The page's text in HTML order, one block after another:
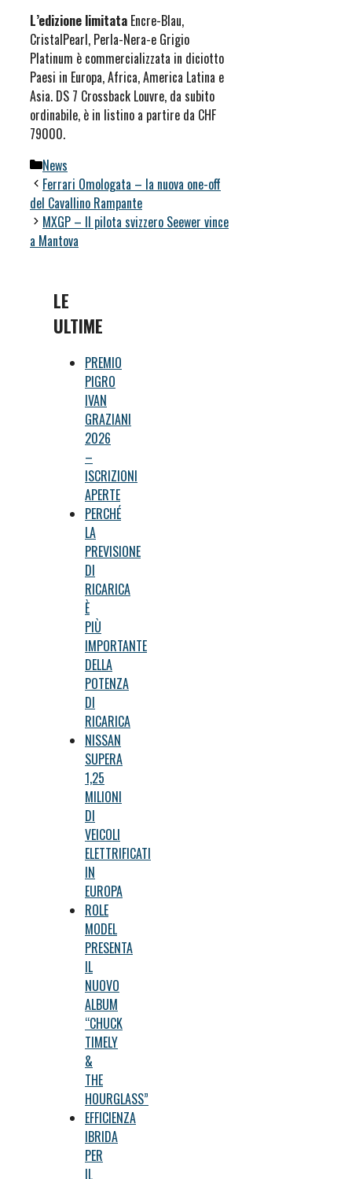
L’edizione limitata Encre-Blau,
CristalPearl, Perla-Nera-e Grigio
Platinum è commercializzata in diciotto
Paesi in Europa, Africa, America Latina e
Asia. DS 7 Crossback Louvre, da subito
ordinabile, è in listino a partire da CHF
79000.
Categorie
News
Ferrari Omologata – la nuova one-off
del Cavallino Rampante
MXGP – Il pilota svizzero Seewer vince
a Mantova
LE
ULTIME
PREMIO
PIGRO
IVAN
GRAZIANI
2026
–
ISCRIZIONI
APERTE
PERCHÉ
LA
PREVISIONE
DI
RICARICA
È
PIÙ
IMPORTANTE
DELLA
POTENZA
DI
RICARICA
NISSAN
SUPERA
1,25
MILIONI
DI
VEICOLI
ELETTRIFICATI
IN
EUROPA
ROLE
MODEL
PRESENTA
IL
NUOVO
ALBUM
“CHUCK
TIMELY
&
THE
HOURGLASS”
EFFICIENZA
IBRIDA
PER
IL